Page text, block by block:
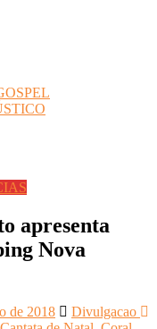
apresenta
Nova
de 2018
Divulgacao